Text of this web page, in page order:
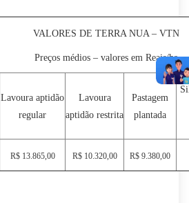
VALORES DE TERRA NUA – VTN
Preços médios – valores em Reais/ha
Lavoura aptidão
regular
Lavoura
aptidão restrita
Pastagem
plantada
R$ 13.865,00 R$ 10.320,00 R$ 9.380,00